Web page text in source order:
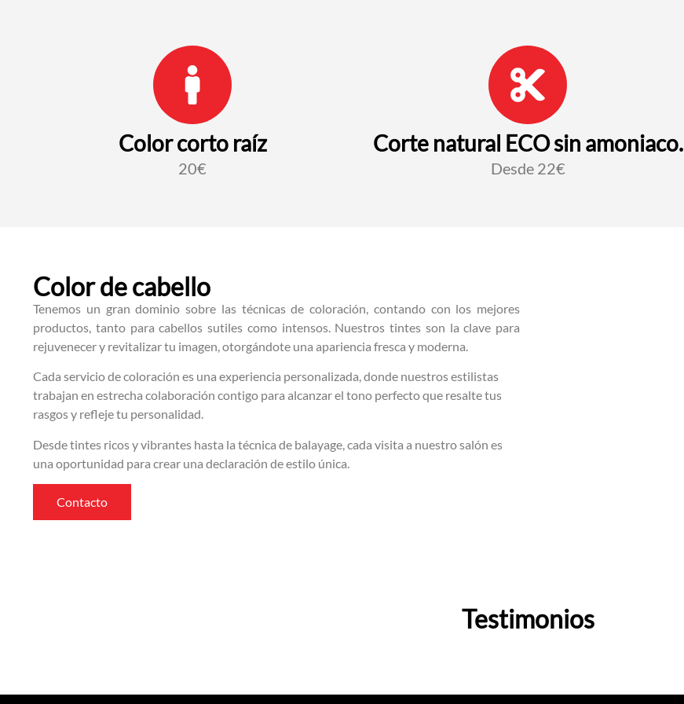
Color corto raíz
20€
Corte natural ECO sin amoniaco.
Desde 22€
Color de cabello
Tenemos un gran dominio sobre las técnicas de coloración, contando con los mejores
productos, tanto para cabellos sutiles como intensos. Nuestros tintes son la clave para
rejuvenecer y revitalizar tu imagen, otorgándote una apariencia fresca y moderna.
Cada servicio de coloración es una experiencia personalizada, donde nuestros estilistas
trabajan en estrecha colaboración contigo para alcanzar el tono perfecto que resalte tus
rasgos y refleje tu personalidad.
Desde tintes ricos y vibrantes hasta la técnica de balayage, cada visita a nuestro salón es
una oportunidad para crear una declaración de estilo única.
Contacto
Testimonios